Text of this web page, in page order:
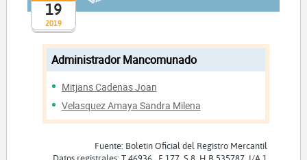
2019
19
Administrador Mancomunado
Mitjans Cadenas Joan
Velasquez Amaya Sandra Milena
Fuente: Boletín Oficial del Registro Mercantil